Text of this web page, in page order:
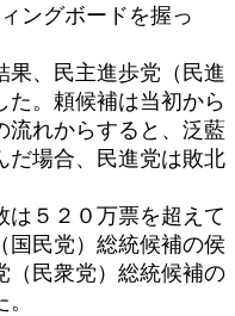
ングボードを握っ
、民主進歩党（民進
た。頼候補は当初から
流れからすると、泛藍
だ場合、民進党は敗北
５２０万票を超えて
国民党）総統候補の侯
（民衆党）総統候補の